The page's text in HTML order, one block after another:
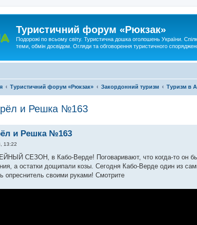
Туристичний форум «Рюкзак»
Подорожі по всьому світу. Туристична дошка оголошень України.
теми, обмін досвідом. Огляди та обговорення туристичного
Туристичний форум «Рюкзак» Закордонний туризм Туризм в
и Решка №163
и Решка №163
13:22
СЕЗОН, в Кабо-Верде! Поговаривают, что когда-то он
а остатки дощипали козы. Сегодня Кабо-Верде один из
опреснитель своими руками! Смотрите